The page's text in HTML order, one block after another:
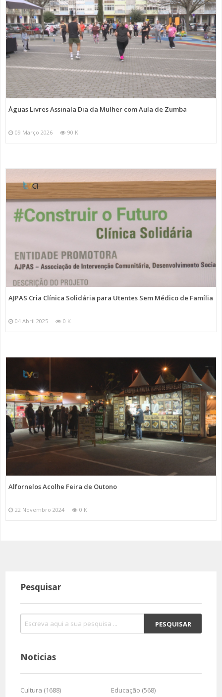
Águas Livres Assinala Dia da Mulher com Aula de Zumba
09 Março 2026 90 K
AJPAS Cria Clínica Solidária para Utentes Sem Médico de Família
04 Abril 2025 0 K
Alfornelos Acolhe Feira de Outono
22 Novembro 2024 0 K
Pesquisar
Noticias
Cultura (1688)
Educação (568)